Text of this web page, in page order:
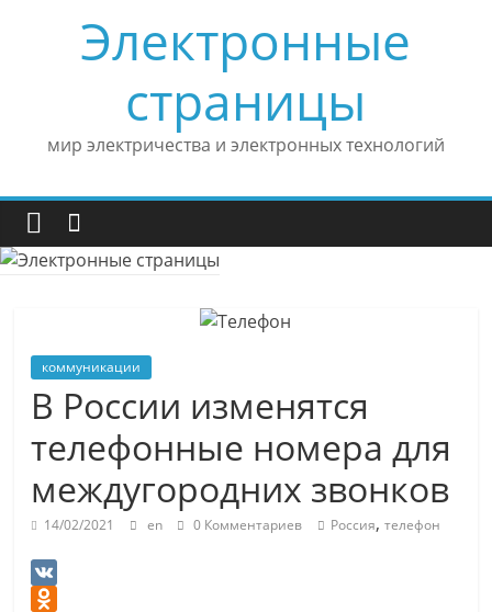
Электронные
страницы
мир электричества и электронных технологий
коммуникации
В России изменятся
телефонные номера для
междугородних звонков
14/02/2021 en 0 Комментариев Россия,телефон
V